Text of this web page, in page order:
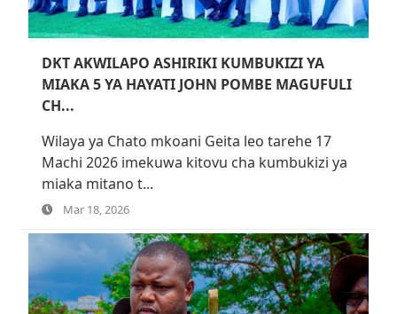
DKT AKWILAPO ASHIRIKI KUMBUKIZI YA
MIAKA 5 YA HAYATI JOHN POMBE MAGUFULI
CH...
Wilaya ya Chato mkoani Geita leo tarehe 17
Machi 2026 imekuwa kitovu cha kumbukizi ya
miaka mitano t...
Mar 18, 2026